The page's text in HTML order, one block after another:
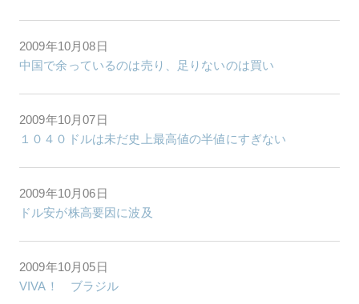
2009年10月08日
中国で余っているのは売り、足りないのは買い
2009年10月07日
１０４０ドルは未だ史上最高値の半値にすぎない
2009年10月06日
ドル安が株高要因に波及
2009年10月05日
VIVA！ ブラジル